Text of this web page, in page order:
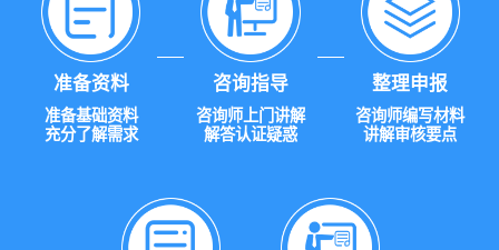
准备资料
准备基础资料
充分了解需求
咨询指导
咨询师上门讲解
解答认证疑惑
整理申报
咨询师编写材料
讲解审核要点